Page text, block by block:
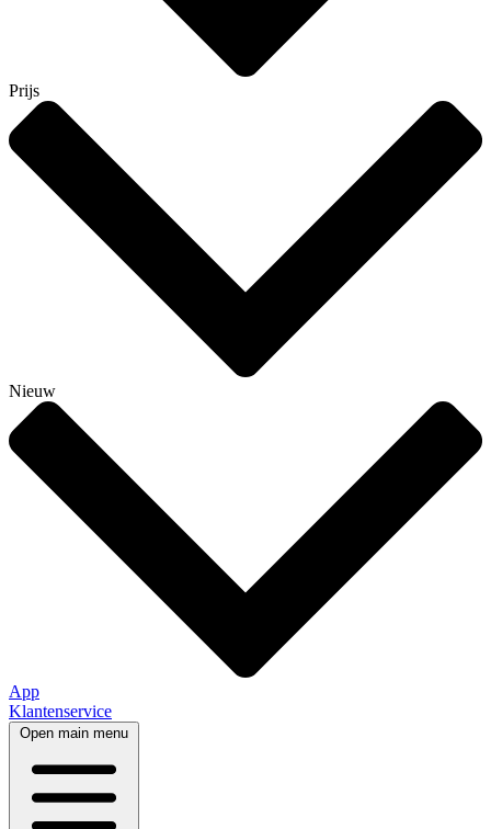
Prijs
Nieuw
App
Klantenservice
Open main menu